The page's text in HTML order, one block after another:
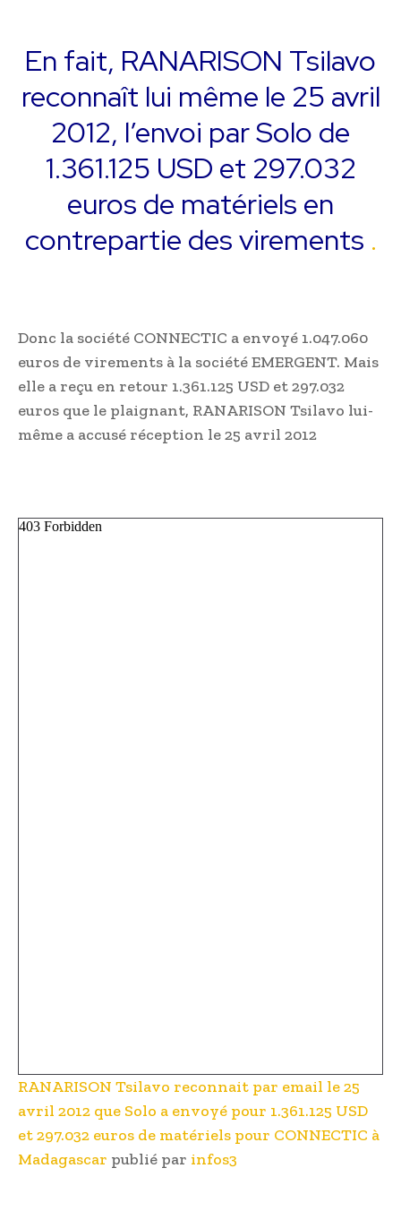
En fait, RANARISON Tsilavo
reconnaît lui même le 25 avril
2012, l’envoi par Solo de
1.361.125 USD et 297.032
euros de matériels en
contrepartie des virements .
Donc la société CONNECTIC a envoyé 1.047.060
euros de virements à la société EMERGENT. Mais
elle a reçu en retour 1.361.125 USD et 297.032
euros que le plaignant, RANARISON Tsilavo lui-
même a accusé réception le 25 avril 2012
RANARISON Tsilavo reconnait par email le 25
avril 2012 que Solo a envoyé pour 1.361.125 USD
et 297.032 euros de matériels pour CONNECTIC à
Madagascar publié par infos3